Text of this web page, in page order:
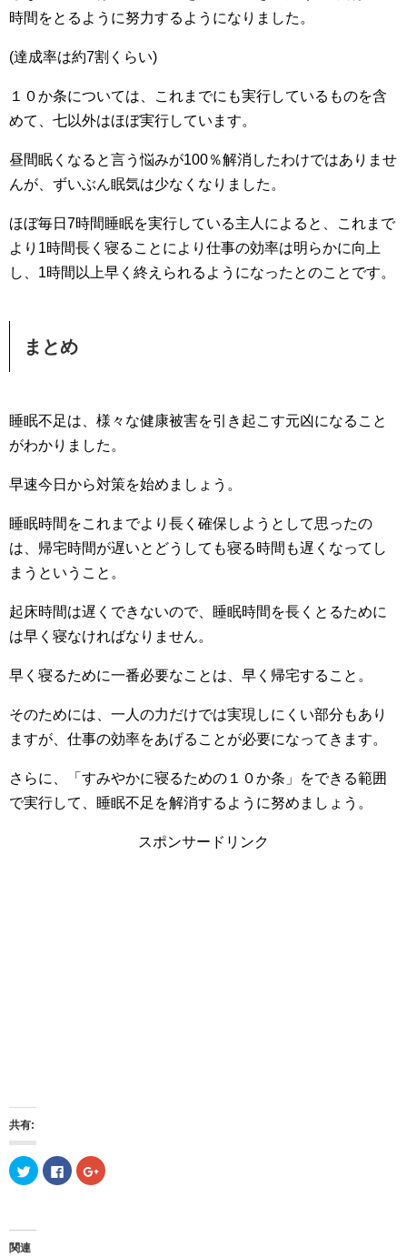
時間をとるように努力するようになりました。
(達成率は約7割くらい)
１０か条については、これまでにも実行しているものを含
めて、七以外はほぼ実行しています。
昼間眠くなると言う悩みが100％解消したわけではありませ
んが、ずいぶん眠気は少なくなりました。
ほぼ毎日7時間睡眠を実行している主人によると、これまで
より1時間長く寝ることにより仕事の効率は明らかに向上
し、1時間以上早く終えられるようになったとのことです。
まとめ
睡眠不足は、様々な健康被害を引き起こす元凶になること
がわかりました。
早速今日から対策を始めましょう。
睡眠時間をこれまでより長く確保しようとして思ったの
は、帰宅時間が遅いとどうしても寝る時間も遅くなってし
まうということ。
起床時間は遅くできないので、睡眠時間を長くとるために
は早く寝なければなりません。
早く寝るために一番必要なことは、早く帰宅すること。
そのためには、一人の力だけでは実現しにくい部分もあり
ますが、仕事の効率をあげることが必要になってきます。
さらに、「すみやかに寝るための１０か条」をできる範囲
で実行して、睡眠不足を解消するように努めましょう。
スポンサードリンク
共有:
ク
リ
T
F
a
ク
リ
関連